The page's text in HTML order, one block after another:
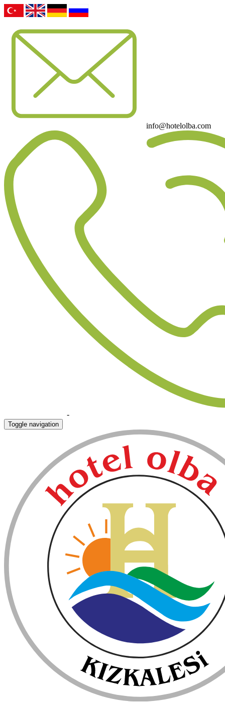
info@hotelolba.com
-
Toggle navigation